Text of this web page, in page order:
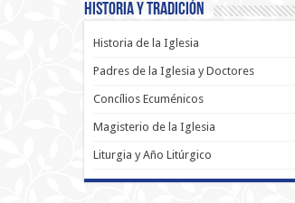
Historia y Tradición
Historia de la Iglesia
Padres de la Iglesia y Doctores
Concílios Ecuménicos
Magisterio de la Iglesia
Liturgia y Año Litúrgico